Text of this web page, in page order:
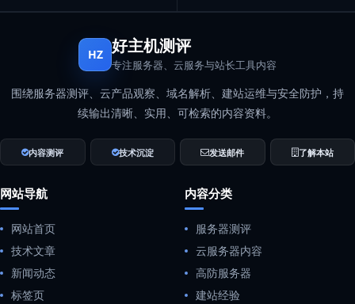
HZ 好主机测评
专注服务器、云服务与站长工具内容
围绕服务器测评、云产品观察、域名解析、建站运维与安全防护，持
续输出清晰、实用、可检索的内容资料。
内容测评 技术沉淀 发送邮件 了解本站
网站导航
网站首页
技术文章
新闻动态
标签页
内容分类
服务器测评
云服务器内容
高防服务器
建站经验